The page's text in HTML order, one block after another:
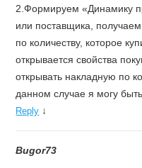
2.Формируем «Динамику
или поставщика,
по количеству, которое
открывается свойства
открывать накладную по
данном случае я могу
Reply ↓
Bugor73